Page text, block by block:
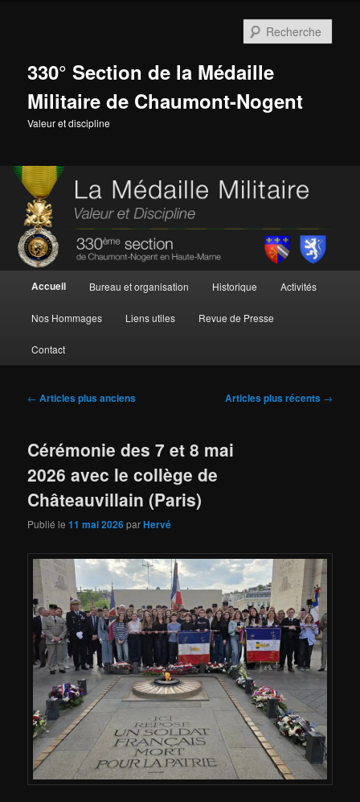
330° Section de la Médaille
Militaire de Chaumont-Nogent
Valeur et discipline
Accueil Bureau et organisation Historique Activités
Nos Hommages Liens utiles Revue de Presse
Contact
Navigation
← Articles plus anciens Articles plus récents →
Cérémonie des 7 et 8 mai
2026 avec le collège de
Châteauvillain (Paris)
Publié le11 mai 2026parHervé